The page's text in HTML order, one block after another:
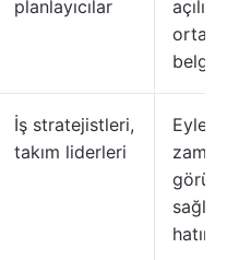
planlayıcılar
açılır
ortak
İş stratejistleri,
takım liderleri
Eylem